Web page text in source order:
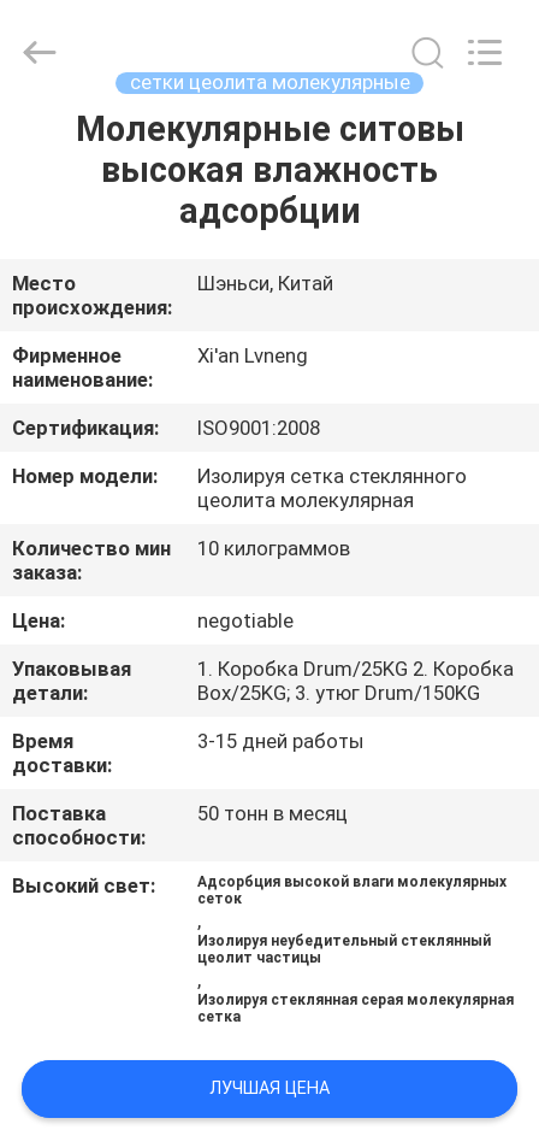
ДОМОЙ
ПРОДУКЦИЯ
ВИДЕО
VR
ШОУ
О
ПО
ЗАВОДУ
КОНТРОЛЬ
СВЯЖИТЕСЬ
СЛУЧАИ
Technology
Co.,Ltd..
сетки цеолита молекулярные
Молекулярные ситовы
высокая влажность
адсорбции
Место
происхождения:
Шэньси, Китай
Фирменное
наименование:
Xi'an Lvneng
Сертификация:
ISO9001:2008
Номер модели:
Изолируя сетка стеклянного
цеолита молекулярная
Количество мин
заказа:
10 килограммов
Цена:
negotiable
Упаковывая
детали:
1. Коробка Drum/25KG 2. Коробка
Box/25KG; 3. утюг Drum/150KG
Время
доставки:
3-15 дней работы
Поставка
способности:
50 тонн в месяц
Высокий свет:
Адсорбция высокой влаги молекулярных
сеток
,
Изолируя неубедительный стеклянный
цеолит частицы
,
Изолируя стеклянная серая молекулярная
сетка
ЛУЧШАЯ ЦЕНА